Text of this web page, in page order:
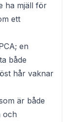
ha mjäll för
ett
en
både
hår vaknar
är både
och